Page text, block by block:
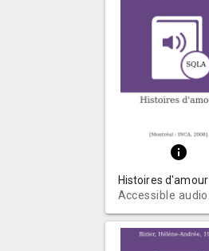
info
Histoires d'amour